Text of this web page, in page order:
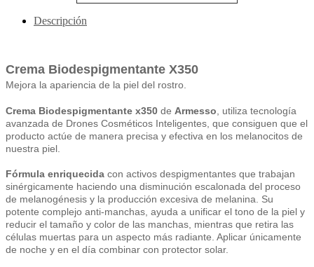
Descripción
Crema Biodespigmentante X350
Mejora la apariencia de la piel del rostro.
Crema Biodespigmentante x350 de Armesso , utiliza tecnología
avanzada de Drones Cosméticos Inteligentes, que consiguen que el
producto actúe de manera precisa y efectiva en los melanocitos de
nuestra piel.
Fórmula enriquecida con activos despigmentantes que trabajan
sinérgicamente haciendo una disminución escalonada del proceso
de melanogénesis y la producción excesiva de melanina. Su
potente complejo anti-manchas, ayuda a unificar el tono de la piel y
reducir el tamaño y color de las manchas, mientras que retira las
células muertas para un aspecto más radiante. Aplicar únicamente
de noche y en el día combinar con protector solar.